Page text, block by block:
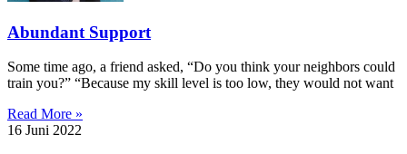
Abundant Support
Some time ago, a friend asked, “Do you think your neighbors could
train you?” “Because my skill level is too low, they would not want
Read More »
16 Juni 2022